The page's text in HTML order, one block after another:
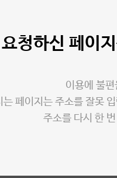
요청하신 페이
이용에 불
는 페이지는 주소를 잘못
주소를 다시 한